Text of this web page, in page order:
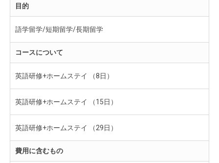
目的
語学留学/短期留学/長期留学
コースについて
英語研修+ホームステイ （8日）
英語研修+ホームステイ （15日）
英語研修+ホームステイ （29日）
費用に含むもの